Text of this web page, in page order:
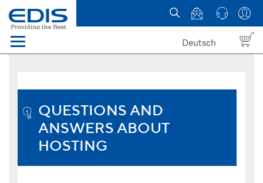
Menü
News
Deutsch
QUESTIONS AND
ANSWERS ABOUT
HOSTING